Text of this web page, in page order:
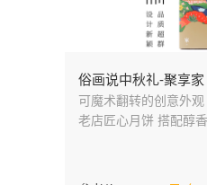
俗画说中秋礼-聚享家
可魔术翻转的创意外
老店匠心月饼 搭配醇